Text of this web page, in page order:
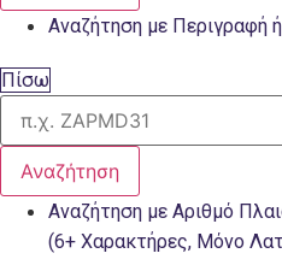
Αναζήτηση με Περιγραφή
Πίσω
Αναζήτηση
Αναζήτηση με Αριθμό
(6+ Χαρακτήρες, Μόνο